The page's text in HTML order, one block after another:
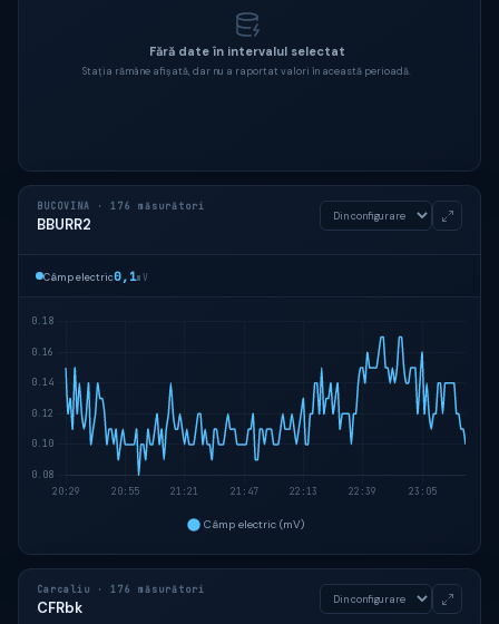
Fără date în intervalul selectat
Stația rămâne afișată, dar nu a raportat valori în această perioadă.
BUCOVINA · 176 măsurători
BBURR2
Câmp electric0,1mV
Carcaliu · 176 măsurători
CFRbk